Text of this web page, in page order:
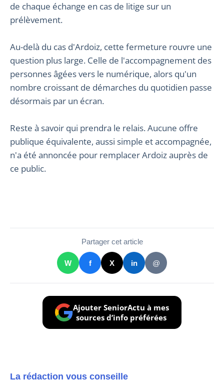
de chaque échange en cas de litige sur un
prélèvement.
Au-delà du cas d'Ardoiz, cette fermeture rouvre une
question plus large. Celle de l'accompagnement des
personnes âgées vers le numérique, alors qu'un
nombre croissant de démarches du quotidien passe
désormais par un écran.
Reste à savoir qui prendra le relais. Aucune offre
publique équivalente, aussi simple et accompagnée,
n'a été annoncée pour remplacer Ardoiz auprès de
ce public.
Partager cet article
W f X in @
Ajouter SeniorActu à mes
sources d’info préférées
La rédaction vous conseille